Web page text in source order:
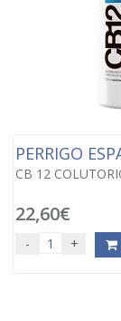
PERRIGO
CB 12
22,60€
- +